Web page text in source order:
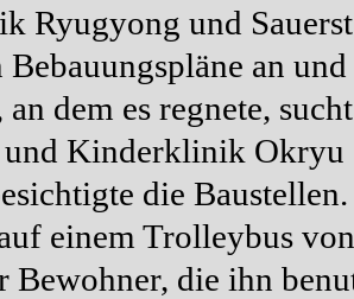
Ryugyong und
Bebauungspläne an
an dem es regnete,
Kinderklinik Okryu
die
einem Trolleybus
Bewohner, die ihn